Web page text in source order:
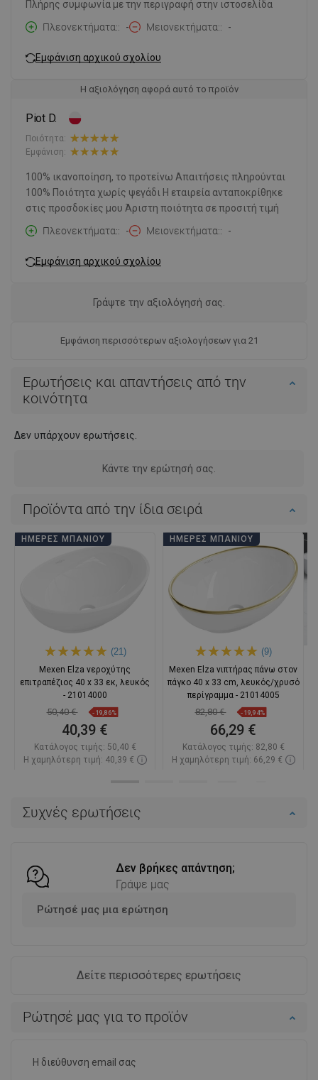
Συχνές ερωτήσεις
Δεν βρήκες απάντηση;
Γράψε μας
Ρώτησέ μας μια ερώτηση
Δείτε περισσότερες ερωτήσεις
Πλήρης συμφωνία με την περιγραφή στην ιστοσελίδα
Πλεονεκτήματα:
- Μειονεκτήματα: -
Εμφάνιση αρχικού σχολίου
Η αξιολόγηση αφορά αυτό το προϊόν
Piot D.
Ποιότητα:
Εμφάνιση:
100% ικανοποίηση, το προτείνω Απαιτήσεις πληρούνται
100% Ποιότητα χωρίς ψεγάδι Η εταιρεία ανταποκρίθηκε
στις προσδοκίες μου Άριστη ποιότητα σε προσιτή τιμή
Πλεονεκτήματα:
- Μειονεκτήματα: -
Εμφάνιση αρχικού σχολίου
Εμφάνιση περισσότερων αξιολογήσεων για 21
Γράψτε την αξιολόγησή σας.
Ερωτήσεις και απαντήσεις από την
κοινότητα
Δεν υπάρχουν ερωτήσεις.
Κάντε την ερώτησή σας.
Ρώτησέ μας για το προϊόν
Προϊόντα από την ίδια σειρά
ΗΜΈΡΕΣ ΜΠΆΝΙΟΥ
(21)
Mexen Elza νεροχύτης
επιτραπέζιος 40 x 33 εκ, λευκός
- 21014000
50,40 € -19,86%
40,39 €
Κατάλογος τιμής: 50,40 €
Η χαμηλότερη τιμή: 40,39 €
ΗΜΈΡΕΣ ΜΠΆΝΙΟΥ
(9)
Mexen Elza νιπτήρας πάνω στον
πάγκο 40 x 33 cm, λευκός/χρυσό
περίγραμμα - 21014005
82,80 € -19,94%
66,29 €
Κατάλογος τιμής: 82,80 €
Η χαμηλότερη τιμή: 66,29 €